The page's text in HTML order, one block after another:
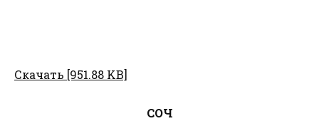
Скачать [951.88 KB]
СОЧ